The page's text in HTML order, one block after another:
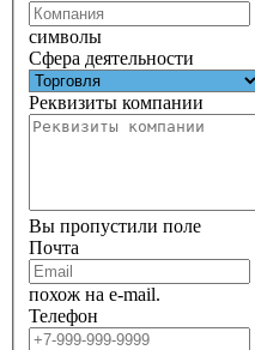
символы
Сфера деятельности
Реквизиты компании
Вы пропустили поле
Почта
похож на e-mail.
Телефон